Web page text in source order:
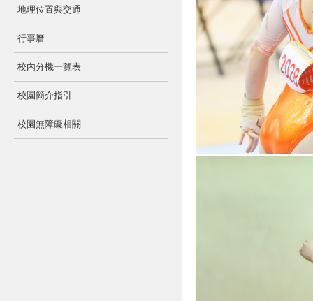
地理位置與交通
行事曆
校內分機一覽表
校園簡介指引
校園無障礙相關